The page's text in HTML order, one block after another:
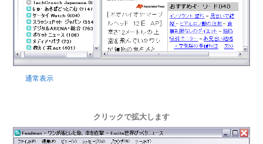
通常表示
クリックで拡大します